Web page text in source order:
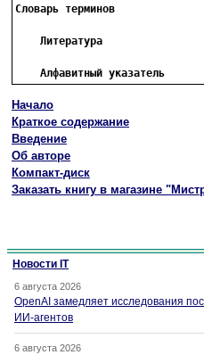
Словарь терминов
    Литература
    Алфавитный указатель
Начало
Краткое содержание
Введение
Об авторе
Компакт-диск
Заказать книгу в магазине
Новости IT
6 августа 2026
OpenAI замедляет исследования
ИИ-агентов
6 августа 2026